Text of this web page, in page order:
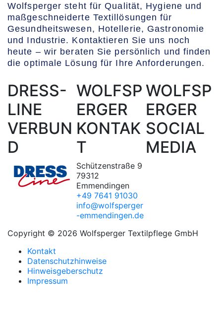
Wolfsperger steht für Qualität, Hygiene und
maßgeschneiderte Textillösungen für
Gesundheitswesen, Hotellerie, Gastronomie
und Industrie. Kontaktieren Sie uns noch
heute – wir beraten Sie persönlich und finden
die optimale Lösung für Ihre Anforderungen.
DRESS-
LINE
VERBUN
D
WOLFSP
ERGER
KONTAK
T
Schützenstraße 9
79312
Emmendingen
+49 7641 91030
info@wolfsperger
-emmendingen.de
WOLFSP
ERGER
SOCIAL
MEDIA
Copyright © 2026 Wolfsperger Textilpflege GmbH
Kontakt
Datenschutzhinweise
Hinweisgeberschutz
Impressum